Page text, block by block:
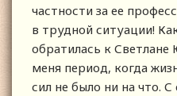
частности за ее
в трудной ситуации!
обратилась к Светлане
меня период, когда
сил не было ни на что.